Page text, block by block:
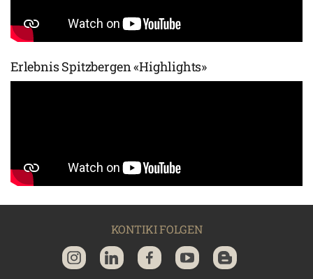
Erlebnis Spitzbergen «Highlights»
KONTIKI FOLGEN